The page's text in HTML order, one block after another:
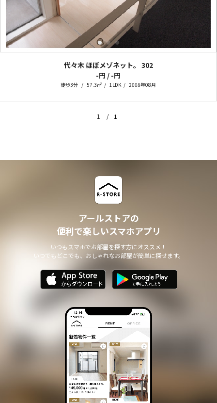
代々木 ほぼメゾネット。 302
-円 / -円
徒歩3分 57.3㎡ 1LDK 2008年08月
1 1
アールストアの
便利で楽しいスマホアプリ
いつもスマホでお部屋を探す方にオススメ！
いつでもどこでも、おしゃれなお部屋が簡単に探せます。